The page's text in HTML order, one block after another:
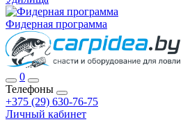
Фидерная программа
0
Телефоны
+375 (29) 630-76-75
Личный кабинет